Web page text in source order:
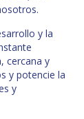
y la
cercana y
y potencie la
y